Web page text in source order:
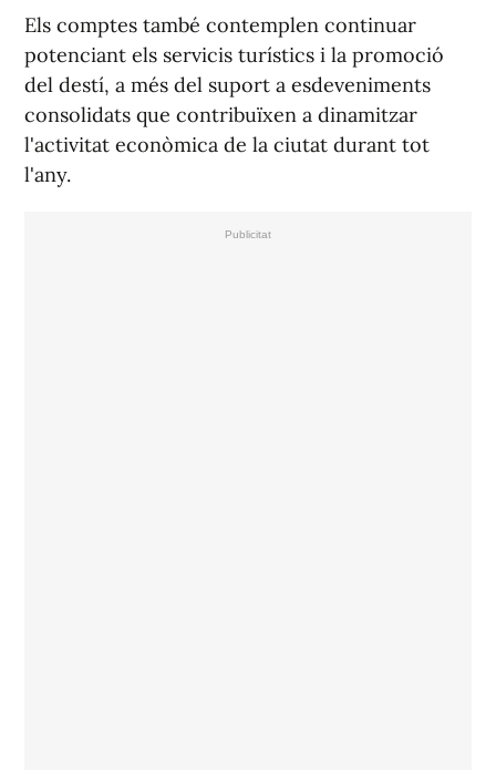
Els comptes també contemplen continuar
potenciant els servicis turístics i la promoció
del destí, a més del suport a esdeveniments
consolidats que contribuïxen a dinamitzar
l'activitat econòmica de la ciutat durant tot
l'any.